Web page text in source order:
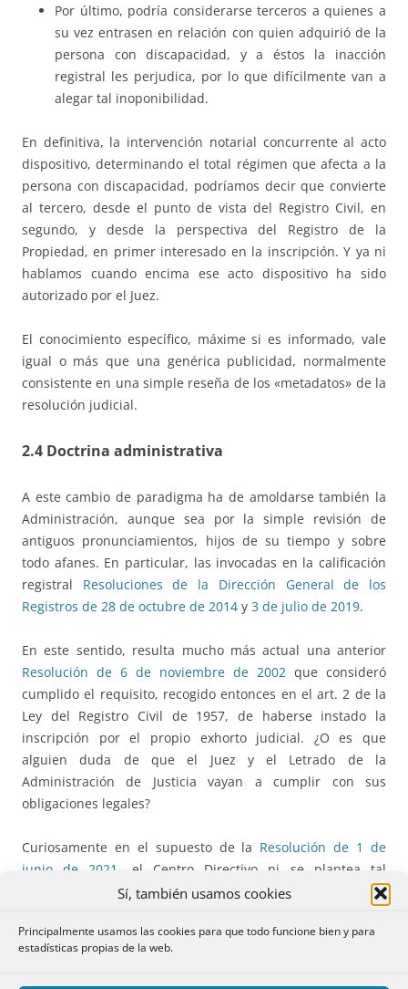
Sí, también usamos cookies
Principalmente usamos las cookies para que todo funcione bien y para
estadísticas propias de la web.
Por último, podría considerarse terceros a quienes a
su vez entrasen en relación con quien adquirió de la
persona con discapacidad, y a éstos la inacción
registral les perjudica, por lo que difícilmente van a
alegar tal inoponibilidad.
En definitiva, la intervención notarial concurrente al acto
dispositivo, determinando el total régimen que afecta a la
persona con discapacidad, podríamos decir que convierte
al tercero, desde el punto de vista del Registro Civil, en
segundo, y desde la perspectiva del Registro de la
Propiedad, en primer interesado en la inscripción. Y ya ni
hablamos cuando encima ese acto dispositivo ha sido
autorizado por el Juez.
El conocimiento específico, máxime si es informado, vale
igual o más que una genérica publicidad, normalmente
consistente en una simple reseña de los «metadatos» de la
resolución judicial.
2.4 Doctrina administrativa
A este cambio de paradigma ha de amoldarse también la
Administración, aunque sea por la simple revisión de
antiguos pronunciamientos, hijos de su tiempo y sobre
todo afanes. En particular, las invocadas en la calificación
registral Resoluciones de la Dirección General de los
Registros de 28 de octubre de 2014 y 3 de julio de 2019.
En este sentido, resulta mucho más actual una anterior
Resolución de 6 de noviembre de 2002 que consideró
cumplido el requisito, recogido entonces en el art. 2 de la
Ley del Registro Civil de 1957, de haberse instado la
inscripción por el propio exhorto judicial. ¿O es que
alguien duda de que el Juez y el Letrado de la
Administración de Justicia vayan a cumplir con sus
obligaciones legales?
Curiosamente en el supuesto de la Resolución de 1 de
junio de 2021
, el Centro Directivo ni se plantea tal
necesidad de acreditar la previa inscripción en el Registro
sino que la cuestión era si había que incorporar los
correspondientes documentos judiciales o bastaba el